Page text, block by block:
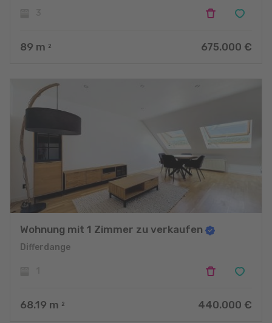
89 m 2 675.000 €
Wohnung mit 1 Zimmer zu verkaufen
Differdange
68.19 m 2 440.000 €